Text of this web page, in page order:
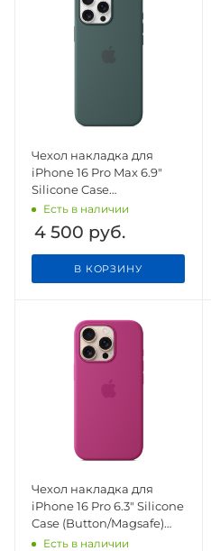
Чехол накладка для
iPhone 16 Pro Max 6.9"
Silicone Case
(Button/Magsafe) Lake
Green
Есть в наличии
4 500 руб.
В КОРЗИНУ
Чехол накладка для
iPhone 16 Pro 6.3" Silicone
Case (Button/Magsafe)
Fuchsia
Есть в наличии